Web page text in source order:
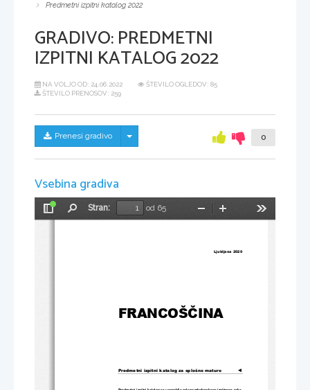
Predmetni izpitni katalog 2022
GRADIVO:PREDMETNI
IZPITNI KATALOG 2022
NA VOLJO OD: 24.06.2022
ŠTEVILO OGLEDOV: 85
ŠTEVILO PRENOSOV: 259
Prenesi gradivo Skrij/prikaži meni 0
Vsebina gradiva
Preklopi
Stran:
od 65
Pomanjšaj
Ljubljana 2020
FRANCOŠČINA
Predmetni izpitni katalog za splošno maturo ◄
Predmetni izpitni katalog se uporablja od spomladanskega izpitnega roka